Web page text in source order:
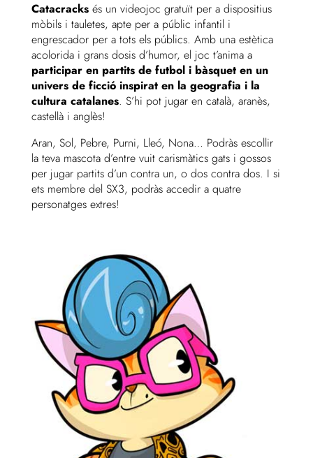
Catacracksés un videojoc gratuït per a dispositius
mòbils i tauletes, apte per a públic infantil i
engrescador per a tots els públics. Amb una estètica
acolorida i grans dosis d’humor, el joc t’anima a
participar en partits de futbol i bàsquet en un
univers de ficció inspirat en la geografia i la
cultura catalanes. S’hi pot jugar en català, aranès,
castellà i anglès!
Aran, Sol, Pebre, Purni, Lleó, Nona… Podràs escollir
la teva mascota d’entre vuit carismàtics gats i gossos
per jugar partits d’un contra un, o dos contra dos. I si
ets membre del SX3, podràs accedir a quatre
personatges extres!